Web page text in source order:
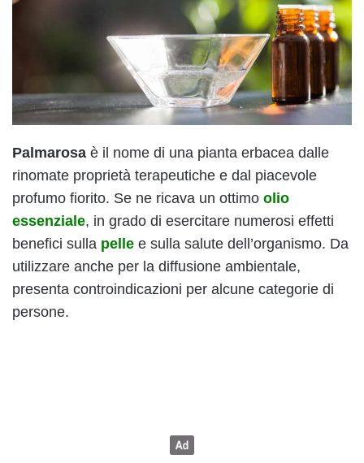
Palmarosa è il nome di una pianta erbacea dalle
rinomate proprietà terapeutiche e dal piacevole
profumo fiorito. Se ne ricava un ottimo olio
essenziale, in grado di esercitare numerosi effetti
benefici sulla pelle e sulla salute dell’organismo. Da
utilizzare anche per la diffusione ambientale,
presenta controindicazioni per alcune categorie di
persone.